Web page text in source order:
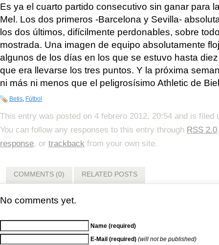
Es ya el cuarto partido consecutivo sin ganar para
Mel. Los dos primeros -Barcelona y Sevilla-
los dos últimos, difícilmente perdonables, sobre
mostrada. Una imagen de equipo absolutamente
algunos de los días en los que se estuvo hasta
que era llevarse los tres puntos. Y la próxima
ni más ni menos que el peligrosísimo Athletic de
Betis, Fútbol
This entry was posted on 4 febrero 2012, 20:54 and is filed
You can follow any responses to this entry through RSS 2.0
response, or trackback from your own site.
COMMENTS (0) RELATED POSTS
No comments yet.
Name (required)
E-Mail (required) (will not be published)